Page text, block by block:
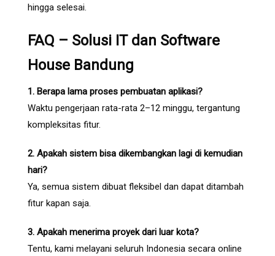
hingga selesai.
FAQ – Solusi IT dan Software
House Bandung
1. Berapa lama proses pembuatan aplikasi?
Waktu pengerjaan rata-rata 2–12 minggu, tergantung
kompleksitas fitur.
2. Apakah sistem bisa dikembangkan lagi di kemudian
hari?
Ya, semua sistem dibuat fleksibel dan dapat ditambah
fitur kapan saja.
3. Apakah menerima proyek dari luar kota?
Tentu, kami melayani seluruh Indonesia secara online